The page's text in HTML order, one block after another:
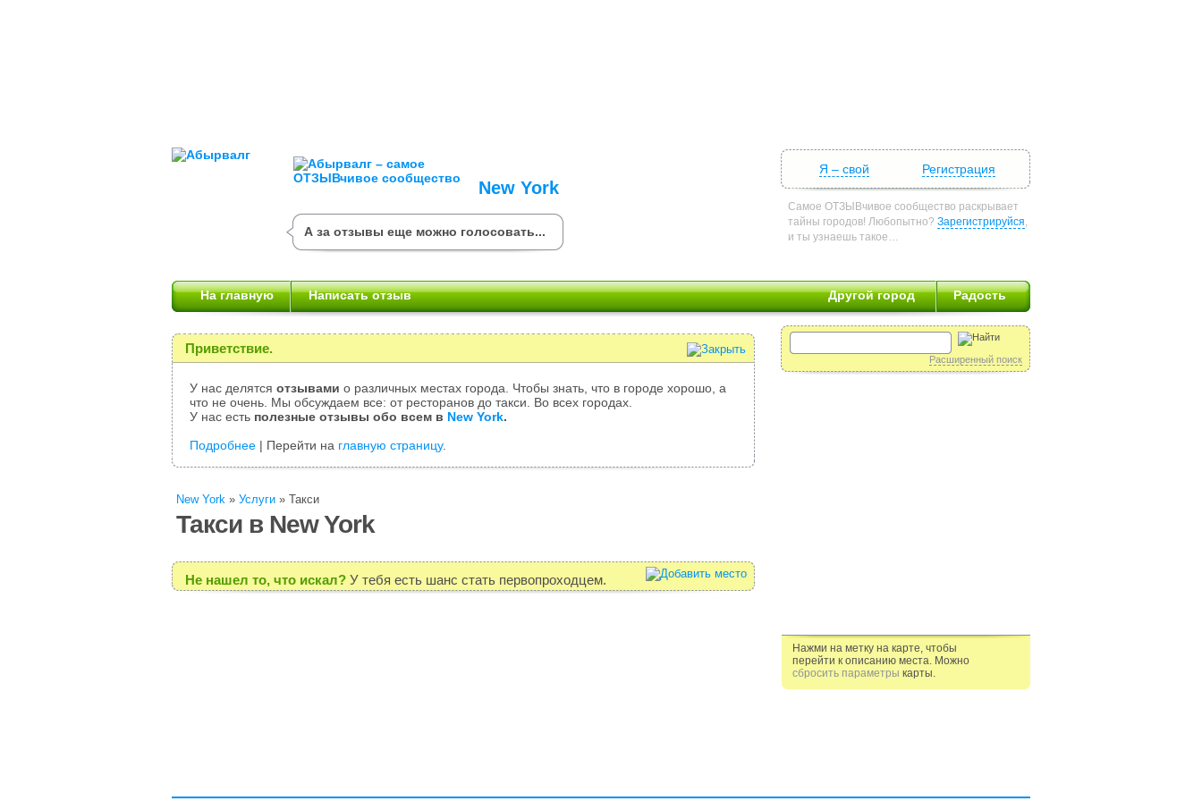
New York
А за отзывы еще можно голосовать...
Я – свой Регистрация
Самое ОТЗЫВчивое сообщество раскрывает
тайны городов! Любопытно? Зарегистрируйся,
и ты узнаешь такое…
На главную Написать отзыв Другой город Радость
Приветствие.
У нас делятся отзывами о различных местах города. Чтобы знать, что в городе хорошо, а
что не очень. Мы обсуждаем все: от ресторанов до такси. Во всех городах.
У нас есть полезные отзывы обо всем в New York.
Подробнее | Перейти на главную страницу.
New York » Услуги » Такси
Такси в New York
Не нашел то, что искал? У тебя есть шанс стать первопроходцем.
Расширенный поиск
Нажми на метку на карте, чтобы
перейти к описанию места. Можно
сбросить параметры карты.